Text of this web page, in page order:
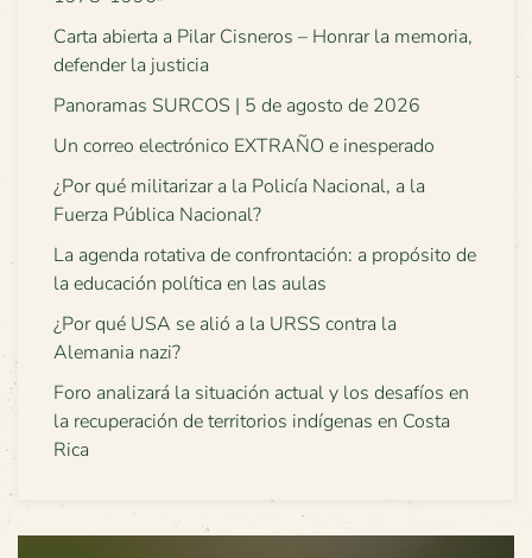
Carta abierta a Pilar Cisneros – Honrar la memoria,
defender la justicia
Panoramas SURCOS | 5 de agosto de 2026
Un correo electrónico EXTRAÑO e inesperado
¿Por qué militarizar a la Policía Nacional, a la
Fuerza Pública Nacional?
La agenda rotativa de confrontación: a propósito de
la educación política en las aulas
¿Por qué USA se alió a la URSS contra la
Alemania nazi?
Foro analizará la situación actual y los desafíos en
la recuperación de territorios indígenas en Costa
Rica